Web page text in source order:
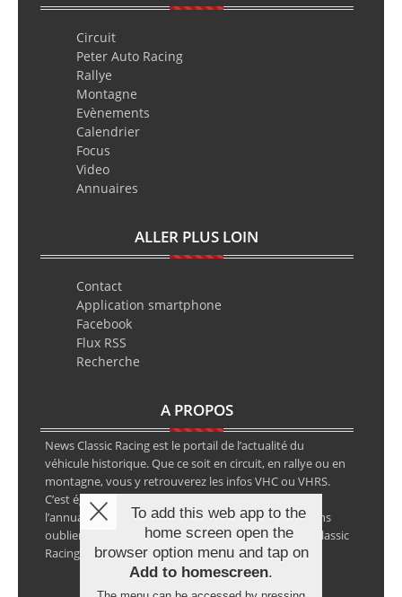
Circuit
Peter Auto Racing
Rallye
Montagne
Evènements
Calendrier
Focus
Video
Annuaires
ALLER PLUS LOIN
Contact
Application smartphone
Facebook
Flux RSS
Recherche
A PROPOS
News Classic Racing est le portail de l’actualité du
véhicule historique. Que ce soit en circuit, en rallye ou en
montagne, vous y retrouverez les infos VHC ou VHRS.
C’est également le calendrier des épreuves ainsi que
l’annuaire des spécialistes de la voiture ancienne, sans
oublier les petites annonces avec notre partenaire Classic
Racing Annonces.
To add this web app to the
home screen open the
browser option menu and tap on
Add to homescreen.